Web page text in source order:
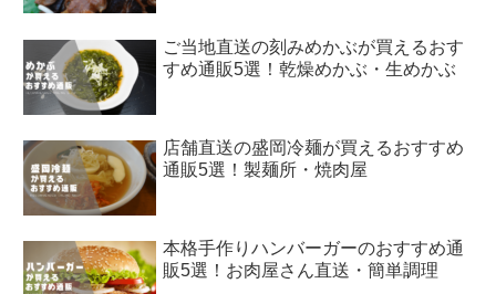
ご当地直送の刻みめかぶが買えるおす
すめ通販5選！乾燥めかぶ・生めかぶ
店舗直送の盛岡冷麺が買えるおすすめ
通販5選！製麺所・焼肉屋
本格手作りハンバーガーのおすすめ通
販5選！お肉屋さん直送・簡単調理